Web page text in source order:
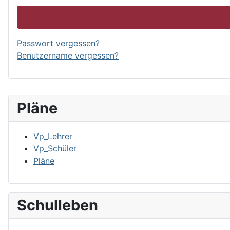
Pläne
Vp_Lehrer
Vp_Schüler
Pläne
Schulleben
Passwort vergessen?
Benutzername vergessen?